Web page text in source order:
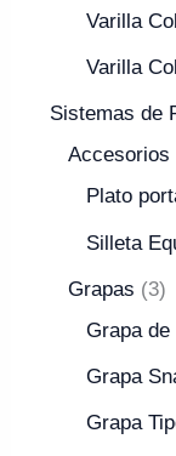
Varilla
Varilla
Sistemas de
Accesorios
Plato
Silleta
Grapas
3
Grapa
Grapa
Grapa